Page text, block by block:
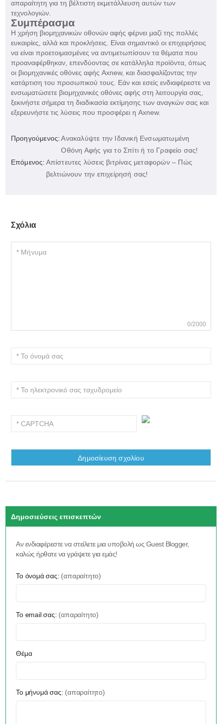
απαραίτητη για τη βέλτιστη εκμετάλλευση αυτών των
τεχνολογιών.
Συμπέρασμα
Η χρήση βιομηχανικών οθονών αφής φέρνει μαζί της πολλές
ευκαιρίες, αλλά και προκλήσεις. Είναι σημαντικό οι επιχειρήσεις
να είναι προετοιμασμένες να αντιμετωπίσουν τα θέματα που
προαναφέρθηκαν, επενδύοντας σε κατάλληλα προϊόντα, όπως
οι βιομηχανικές οθόνες αφής Axnew, και διασφαλίζοντας την
κατάρτιση του προσωπικού τους. Εάν και εσείς ενδιαφέρεστε να
ενσωματώσετε βιομηχανικές οθόνες αφής στη λειτουργία σας,
ξεκινήστε σήμερα τη διαδικασία εκτίμησης των αναγκών σας και
εξερευνήστε τις λύσεις που προσφέρει η Axnew.
Προηγούμενος: Ανακαλύψτε την Ιδανική Ενσωματωμένη
Οθόνη Αφής για το Σπίτι ή το Γραφείο σας!
Επόμενος: Απίστευτες λύσεις βιτρίνας μεταφορών – Πώς
βελτιώνουν την επιχείρησή σας!
Σχόλια
0/2000
Δημοσιεύσεις επισκεπτών
Αν ενδιαφέρεστε να στείλετε μια υποβολή ως Guest Blogger,
καλώς ήρθατε να γράψετε για εμάς!
Το όνομά σας: (απαραίτητο)
Το email σας: (απαραίτητο)
Θέμα
Το μήνυμά σας: (απαραίτητο)